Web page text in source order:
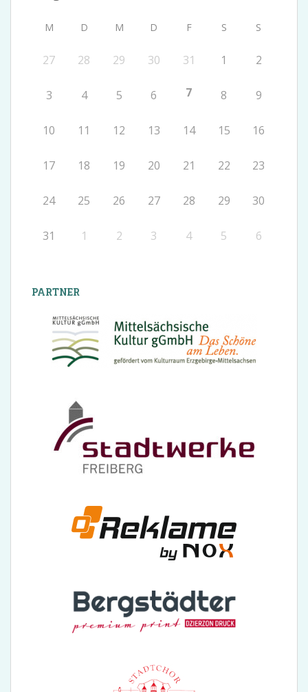
M D M D F S S
27 28 29 30 31 1 2
3 4 5 6 7 8 9
10 11 12 13 14 15 16
17 18 19 20 21 22 23
24 25 26 27 28 29 30
31 1 2 3 4 5 6
PARTNER